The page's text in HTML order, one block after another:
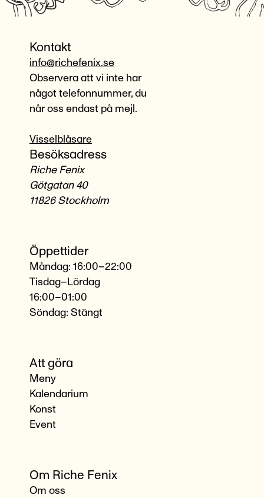
Öppettider
Måndag: 16:00–22:00
Tisdag–Lördag
16:00–01:00
Söndag: Stängt
Att göra
Meny
Kalendarium
Konst
Event
Om Riche Fenix
Om oss
Kontakt
info@richefenix.se
Observera att vi inte har
något telefonnummer, du
når oss endast på mejl.
Visselblåsare
Besöksadress
Riche Fenix
Götgatan 40
11826 Stockholm